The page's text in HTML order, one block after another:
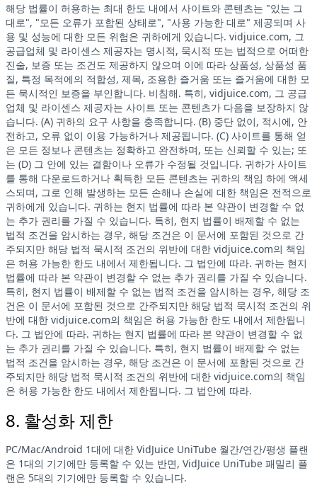
해당 법률이 허용하는 최대 한도 내에서 사이트와 콘텐츠는 "있는 그
대로", "모든 오류가 포함된 상태로", "사용 가능한 대로" 제공되며 사
용 및 성능에 대한 모든 위험은 귀하에게 있습니다. vidjuice.com, 그
공급업체 및 라이센스 제공자는 명시적, 묵시적 또는 법적으로 어떠한
진술, 보증 또는 조건도 제공하지 않으며 이에 따라 상품성, 상품성 품
질, 특정 목적에의 적합성, 제목, 조용한 즐거움 또는 즐거움에 대한 모
든 묵시적인 보증을 부인합니다. 비침해. 특히, vidjuice.com, 그 공급
업체 및 라이센스 제공자는 사이트 또는 콘텐츠가 다음을 보장하지 않
습니다. (A) 귀하의 요구 사항을 충족합니다. (B) 중단 없이, 적시에, 안
전하고, 오류 없이 이용 가능하거나 제공됩니다. (C) 사이트를 통해 얻
은 모든 정보나 콘텐츠는 정확하고 완전하며, 또는 신뢰할 수 있는; 또
는 (D) 그 안에 있는 결함이나 오류가 수정될 것입니다. 귀하가 사이트
를 통해 다운로드하거나 획득한 모든 콘텐츠는 귀하의 책임 하에 액세
스되며, 그로 인해 발생하는 모든 손해나 손실에 대한 책임은 전적으로
귀하에게 있습니다. 귀하는 현지 법률에 따라 본 약관이 변경할 수 없
는 추가 권리를 가질 수 있습니다. 특히, 현지 법률이 배제할 수 없는
법적 조건을 암시하는 경우, 해당 조건은 이 문서에 포함된 것으로 간
주되지만 해당 법적 묵시적 조건의 위반에 대한 vidjuice.com의 책임
은 허용 가능한 한도 내에서 제한됩니다. 그 법안에 따라. 귀하는 현지
법률에 따라 본 약관이 변경할 수 없는 추가 권리를 가질 수 있습니다.
특히, 현지 법률이 배제할 수 없는 법적 조건을 암시하는 경우, 해당 조
건은 이 문서에 포함된 것으로 간주되지만 해당 법적 묵시적 조건의 위
반에 대한 vidjuice.com의 책임은 허용 가능한 한도 내에서 제한됩니
다. 그 법안에 따라. 귀하는 현지 법률에 따라 본 약관이 변경할 수 없
는 추가 권리를 가질 수 있습니다. 특히, 현지 법률이 배제할 수 없는
법적 조건을 암시하는 경우, 해당 조건은 이 문서에 포함된 것으로 간
주되지만 해당 법적 묵시적 조건의 위반에 대한 vidjuice.com의 책임
은 허용 가능한 한도 내에서 제한됩니다. 그 법안에 따라.
8. 활성화 제한
PC/Mac/Android 1대에 대한 VidJuice UniTube 월간/연간/평생 플랜
은 1대의 기기에만 등록할 수 있는 반면, VidJuice UniTube 패밀리 플
랜은 5대의 기기에만 등록할 수 있습니다.